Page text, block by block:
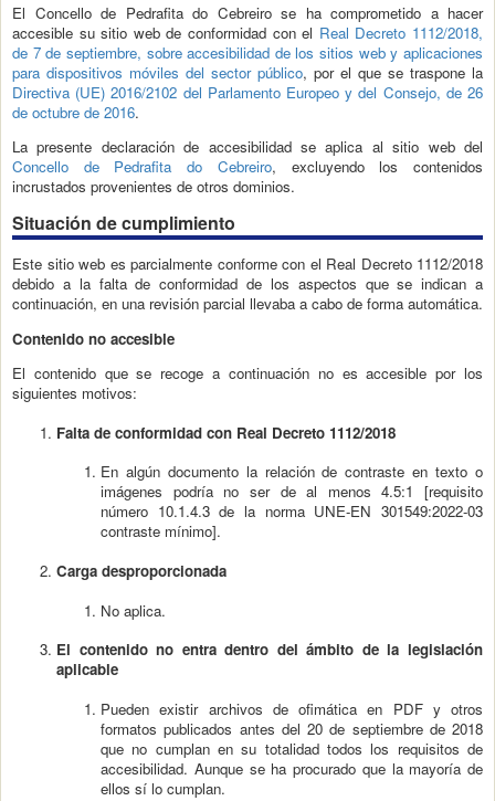
El Concello de Pedrafita do Cebreiro se ha comprometido a hacer
accesible su sitio web de conformidad con el Real Decreto 1112/2018,
de 7 de septiembre, sobre accesibilidad de los sitios web y aplicaciones
para dispositivos móviles del sector público, por el que se traspone la
Directiva (UE) 2016/2102 del Parlamento Europeo y del Consejo, de 26
de octubre de 2016.
La presente declaración de accesibilidad se aplica al sitio web del
Concello de Pedrafita do Cebreiro, excluyendo los contenidos
incrustados provenientes de otros dominios.
Situación de cumplimiento
Este sitio web es parcialmente conforme con el Real Decreto 1112/2018
debido a la falta de conformidad de los aspectos que se indican a
continuación, en una revisión parcial llevaba a cabo de forma automática.
Contenido no accesible
El contenido que se recoge a continuación no es accesible por los
siguientes motivos:
Falta de conformidad con Real Decreto 1112/2018
En algún documento la relación de contraste en texto o
imágenes podría no ser de al menos 4.5:1 [requisito
número 10.1.4.3 de la norma UNE-EN 301549:2022-03
contraste mínimo].
Carga desproporcionada
No aplica.
El contenido no entra dentro del ámbito de la legislación
aplicable
Pueden existir archivos de ofimática en PDF y otros
formatos publicados antes del 20 de septiembre de 2018
que no cumplan en su totalidad todos los requisitos de
accesibilidad. Aunque se ha procurado que la mayoría de
ellos sí lo cumplan.